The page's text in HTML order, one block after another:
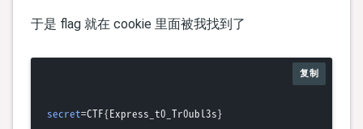
于是 flag 就在 cookie 里面被我找到了
复制
secret